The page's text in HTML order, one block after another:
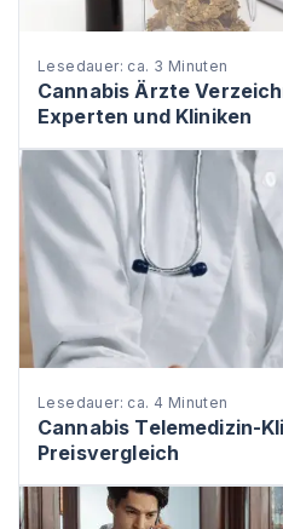
Lesedauer: ca. 3 Minuten
Cannabis Ärzte
Experten und Kliniken
Lesedauer: ca. 4 Minuten
Cannabis Telemedizin-
Preisvergleich